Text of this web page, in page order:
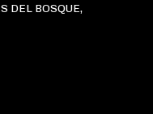
DEL BOSQUE,